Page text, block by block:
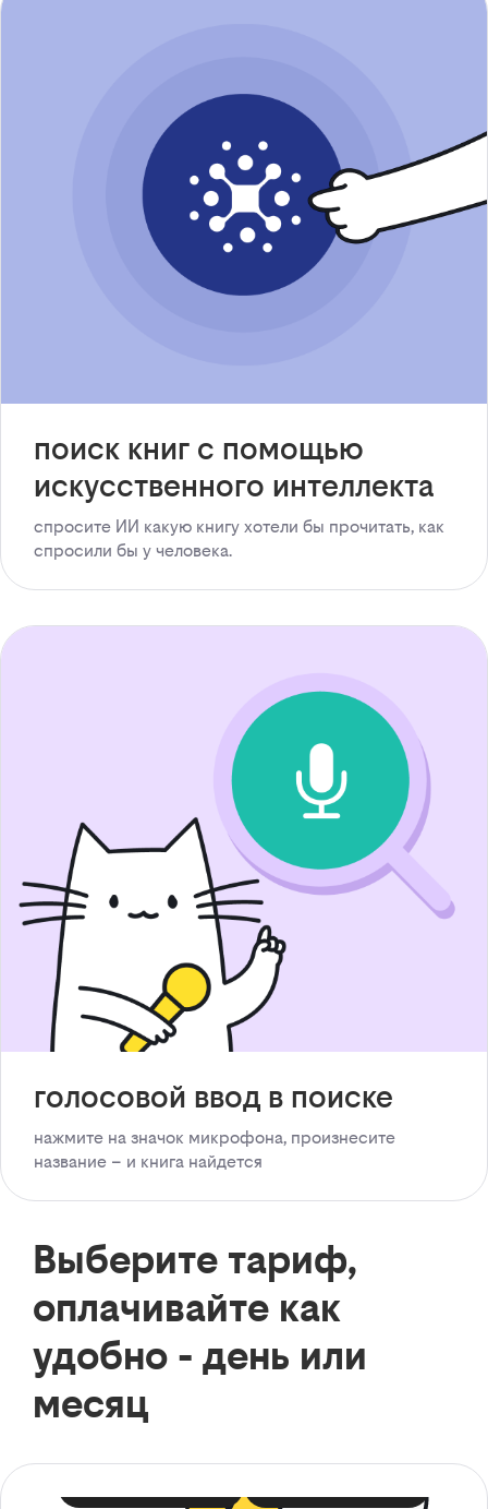
поиск книг с помощью
искусственного интеллекта
спросите ИИ какую книгу хотели бы прочитать, как
спросили бы у человека.
голосовой ввод в поиске
нажмите на значок микрофона, произнесите
название – и книга найдется
Выберите тариф,
оплачивайте как
удобно - день или
месяц